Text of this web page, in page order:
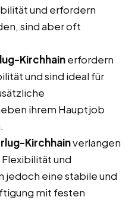
und erfordern
sind aber oft
Kirchhainerfordern
und sind ideal für
ihrem Hauptjob
Kirchhainverlangen
und
eine stabile und
mit festen